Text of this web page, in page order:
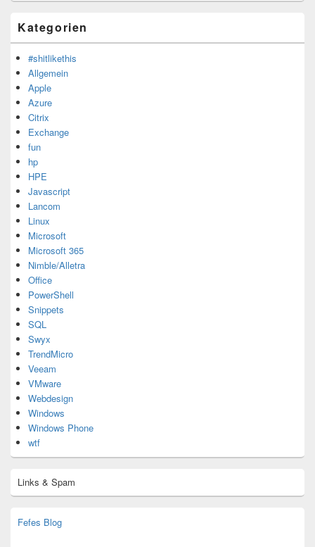
Kategorien
#shitlikethis
Allgemein
Apple
Azure
Citrix
Exchange
fun
hp
HPE
Javascript
Lancom
Linux
Microsoft
Microsoft 365
Nimble/Alletra
Office
PowerShell
Snippets
SQL
Swyx
TrendMicro
Veeam
VMware
Webdesign
Windows
Windows Phone
wtf
Links & Spam
Fefes Blog